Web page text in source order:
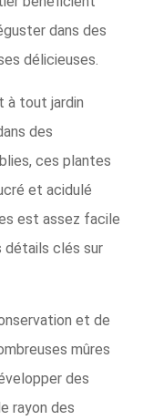
dans des
délicieuses.
à tout jardin
des
ces plantes
et acidulé
est assez facile
détails clés sur
et de
mûres
des
rayon des